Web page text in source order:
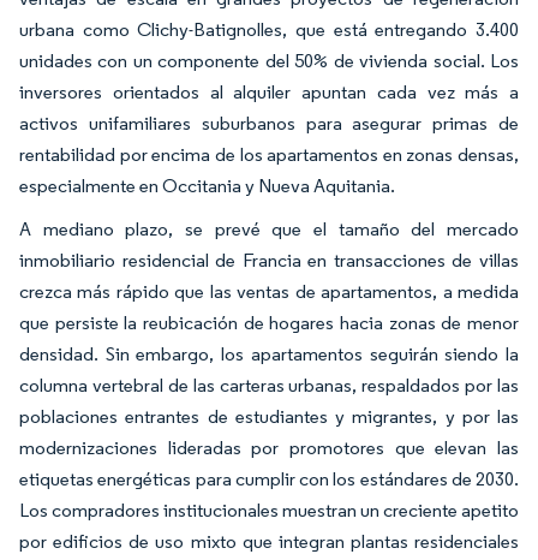
urbana como Clichy-Batignolles, que está entregando 3.400
unidades con un componente del 50% de vivienda social. Los
inversores orientados al alquiler apuntan cada vez más a
activos unifamiliares suburbanos para asegurar primas de
rentabilidad por encima de los apartamentos en zonas densas,
especialmente en Occitania y Nueva Aquitania.
A mediano plazo, se prevé que el tamaño del mercado
inmobiliario residencial de Francia en transacciones de villas
crezca más rápido que las ventas de apartamentos, a medida
que persiste la reubicación de hogares hacia zonas de menor
densidad. Sin embargo, los apartamentos seguirán siendo la
columna vertebral de las carteras urbanas, respaldados por las
poblaciones entrantes de estudiantes y migrantes, y por las
modernizaciones lideradas por promotores que elevan las
etiquetas energéticas para cumplir con los estándares de 2030.
Los compradores institucionales muestran un creciente apetito
por edificios de uso mixto que integran plantas residenciales